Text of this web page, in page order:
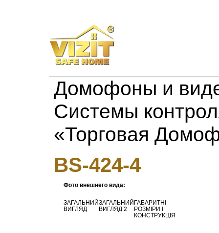
Домофоны и
Системы
«Торговая
BS-424-4
Фото внешнего вида:
ЗАГАЛЬНИЙ
ВИГЛЯД
ЗАГАЛЬНИЙ
ВИГЛЯД 2
ГАБАРИТНІ
РОЗМІРИ І
КОНСТРУКЦІЯ